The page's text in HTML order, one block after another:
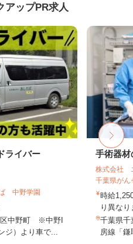
アップPR求人
ライバー
中野学園
区中野町 ※中野I
ジ）より車で...
手術器材
株式会社
千葉県がん
時給
り異な
千葉県千
房線「